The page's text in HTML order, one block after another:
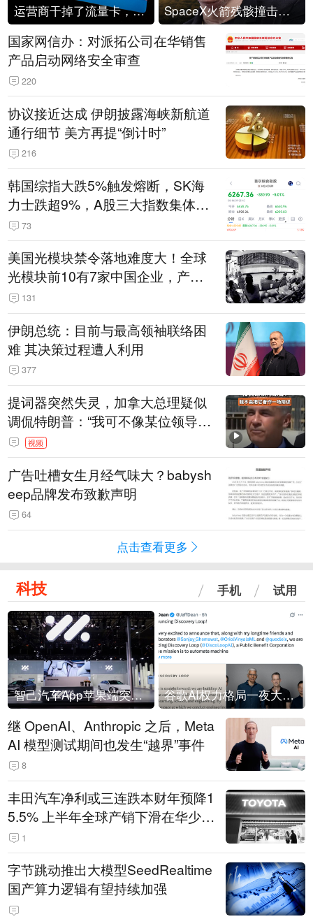
运营商干掉了流量卡，他们真的玩不起了 SpaceX火箭残骸撞击月球
国家网信办：对派拓公司在华销售
产品启动网络安全审查
220
协议接近达成 伊朗披露海峡新航道
通行细节 美方再提“倒计时”
216
韩国综指大跌5%触发熔断，SK海
力士跌超9%，A股三大指数集体低
开 73
美国光模块禁令落地难度大！全球
光模块前10有7家中国企业，产业
界人士：想“脱钩”并不容易
131
伊朗总统：目前与最高领袖联络困
难 其决策过程遭人利用
377
提词器突然失灵，加拿大总理疑似
调侃特朗普：“我可不像某位领导
人，把这当成一场阴谋”，全场哄笑
视频
广告吐槽女生月经气味大？babysh
eep品牌发布致歉声明
64
点击查看更多
科技 手机 试用
智己汽车App苹果端突然“下架” 谷歌AI权力格局一夜大洗牌
继 OpenAI、Anthropic 之后，Meta
AI 模型测试期间也发生“越界”事件
8
丰田汽车净利或三连跌本财年预降1
5.5% 上半年全球产销下滑在华少卖
14.3万辆
1
字节跳动推出大模型SeedRealtime
国产算力逻辑有望持续加强